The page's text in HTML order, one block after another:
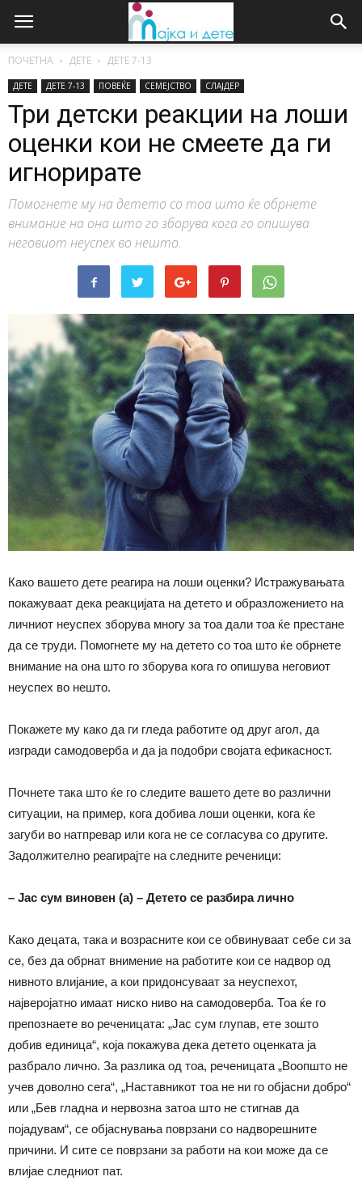
ПОЧЕТНА ДЕТЕ ДЕTE 7-13
ДЕТЕ ДЕTE 7-13 ПОВЕЌЕ СЕМЕЈСТВО СЛАЈДЕР
Три детски реакции на лоши
оценки кои не смеете да ги
игнорирате
Помогнете му на детето со тоа што ќе обрнете
внимание на она што го зборува кога го опишува
неговиот неуспех во нешто.
Како вашето дете реагира на лоши оценки? Истражувањата
покажуваат дека реакцијата на детето и образложението на
личниот неуспех зборува многу за тоа дали тоа ќе престане
да се труди. Помогнете му на детето со тоа што ќе обрнете
внимание на она што го зборува кога го опишува неговиот
неуспех во нешто.
Покажете му како да ги гледа работите од друг агол, да
изгради самодоверба и да ја подобри својата ефикасност.
Почнете така што ќе го следите вашето дете во различни
ситуации, на пример, кога добива лоши оценки, кога ќе
загуби во натпревар или кога не се согласува со другите.
Задолжително реагирајте на следните реченици:
– Јас сум виновен (а) – Детето се разбира лично
Како децата, така и возрасните кои се обвинуваат себе си за
се, без да обрнат внимение на работите кои се надвор од
нивното влијание, а кои придонсуваат за неуспехот,
најверојатно имаат ниско ниво на самодоверба. Тоа ќе го
препознаете во реченицата: „Јас сум глупав, ете зошто
добив единица“, која покажува дека детето оценката ја
разбрало лично. За разлика од тоа, реченицата „Воопшто не
учев доволно сега“, „Наставникот тоа не ни го објасни добро“
или „Бев гладна и нервозна затоа што не стигнав да
појадувам“, се објаснувања поврзани со надворешните
причини. И сите се поврзани за работи на кои може да се
влијае следниот пат.